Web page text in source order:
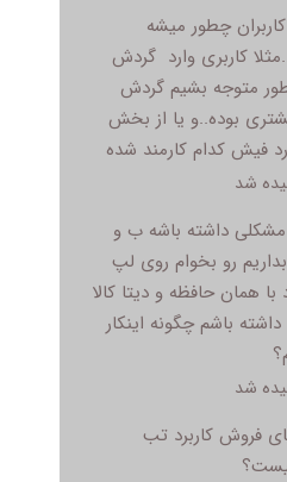
چطور میشه
کاربری وارد گردش
متوجه بشیم گردش
بوده..و یا از بخش
فیش کدام کارمند شده
مشکلی داشته باشه ب و
رو بخوام روی لپ
همان حافظه و دیتا کالا
باشم چگونه اینکار
فروش کاربرد تب